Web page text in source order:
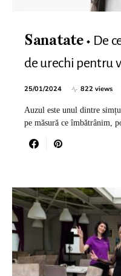
Sanatate
De
de urechi pentru
25/01/2024 822 views
Auzul este unul dintre
pe măsură ce îmbătrânim,